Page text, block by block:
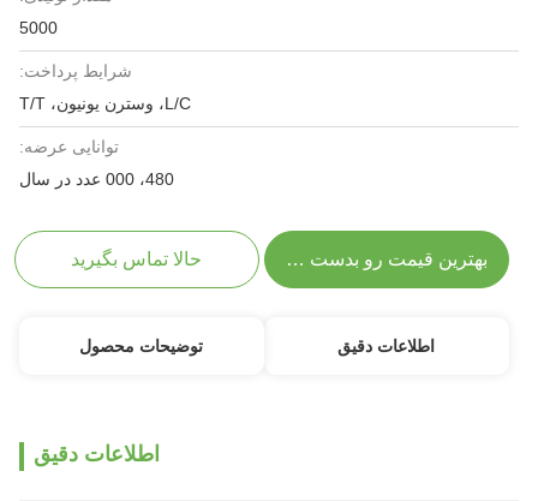
5000
شرایط پرداخت:
L/C، وسترن یونیون، T/T
توانایی عرضه:
480، 000 عدد در سال
بهترین قیمت رو بدست بیار حالا تماس بگیرید
اطلاعات دقیق توضیحات محصول
اطلاعات دقیق